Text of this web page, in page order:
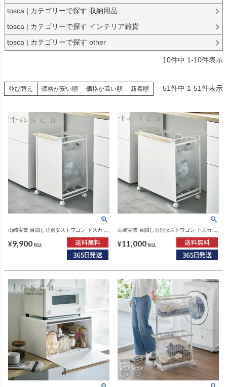
tosca | カテゴリーで探す 収納用品
tosca | カテゴリーで探す インテリア雑貨
tosca | カテゴリーで探す other
10件中 1-10件表示
並び替え 価格が安い順 価格が高い順 新着順 51件中 1-51件表示
山崎実業 目隠し分別ダストワゴン トスカ 2
ズ・ゴミ箱
¥9,900 税込
山崎実業 目隠し分別ダストワゴン トスカ 3
ズ・ゴミ箱
¥11,000 税込